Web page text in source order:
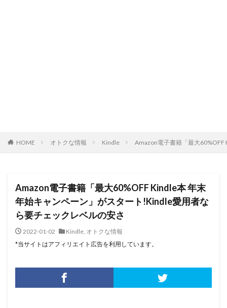
HOME オトクな情報 Kindle Amazon電子書籍「最大
Amazon電子書籍「最大60%OFF Kindle本 年末
年始キャンペーン」がスタート!Kindle愛用者な
ら要チェックレベルの安さ
2022-01-02 Kindle, オトクな情報
*当サイトはアフィリエイト広告を利用しています。